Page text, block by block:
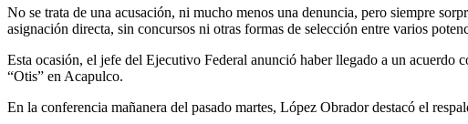
No se trata de una acusación, ni mucho menos una denuncia, pero siempre
asignación directa, sin concursos ni otras formas de selección entre varios
Esta ocasión, el jefe del Ejecutivo Federal anunció haber llegado a un acuerdo
“Otis” en Acapulco.
En la conferencia mañanera del pasado martes, López Obrador destacó el